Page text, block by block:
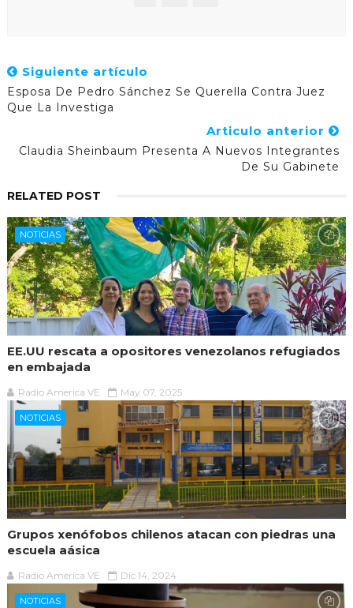
Siguiente artículo
Esposa De Pedro Sánchez Se Querella Contra Juez
Que La Investiga
Articulo anterior
Claudia Sheinbaum Presenta A Nuevos Integrantes
De Su Gabinete
RELATED POST
NOTICIAS
EE.UU rescata a opositores venezolanos refugiados
en embajada
Radio America VE May 07, 2025
NOTICIAS
Grupos xenófobos chilenos atacan con piedras una
escuela aásica
Radio America VE Dic 14, 2024
NOTICIAS